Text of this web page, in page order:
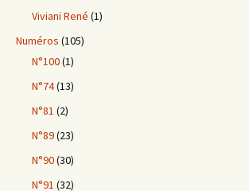
Viviani René (1)
Numéros (105)
N°100(1)
N°74(13)
N°81 (2)
N°89(23)
N°90(30)
N°91 (32)